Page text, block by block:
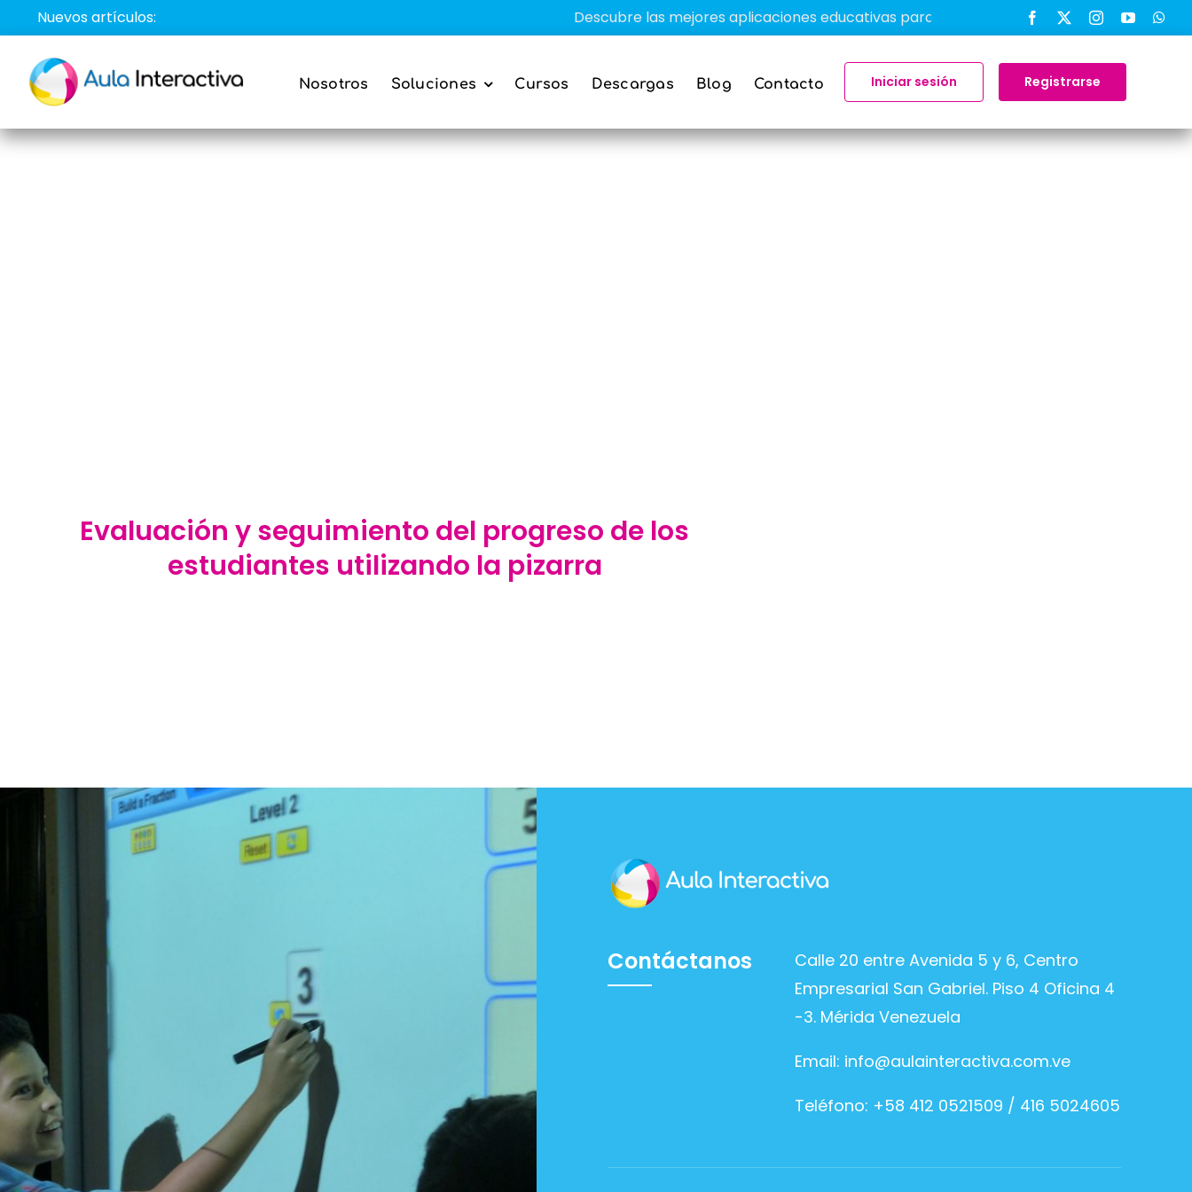
Saltar
al
contenido
Nuevos artículos: Descubre las mejores aplicaciones educativas para transformar el aprendizaje en el aula
Nosotros Soluciones Cursos Descargas Blog Contacto Iniciar sesión Registrarse
Evaluación y seguimiento del progreso de los
estudiantes utilizando la pizarra
Contáctanos
Calle 20 entre Avenida 5 y 6, Centro
Empresarial San Gabriel. Piso 4 Oficina 4
-3. Mérida Venezuela
Email: info@aulainteractiva.com.ve
Teléfono: +58 412 0521509 / 416 5024605